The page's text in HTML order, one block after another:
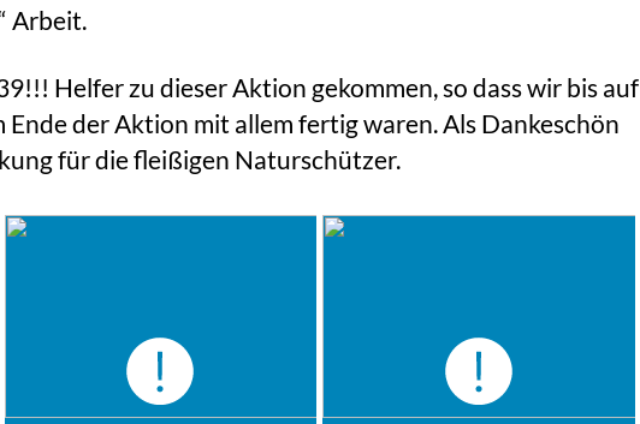
Arbeit.
Helfer zu dieser Aktion gekommen, so dass wir bis auf
Ende der Aktion mit allem fertig waren. Als Dankeschön
für die fleißigen Naturschützer.